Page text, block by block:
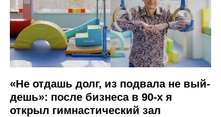
«Не отдашь долг, из подвала не вый­
дешь»: после бизнеса в 90-х я
открыл гимнасти­ческий зал